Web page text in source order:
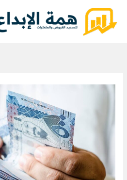
تخطي
المحتوى